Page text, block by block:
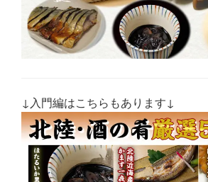
↓入門編はこちらもあります↓